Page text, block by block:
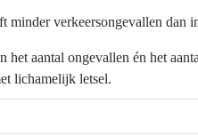
minder verkeersongevallen dan
het aantal ongevallen én het
lichamelijk letsel.